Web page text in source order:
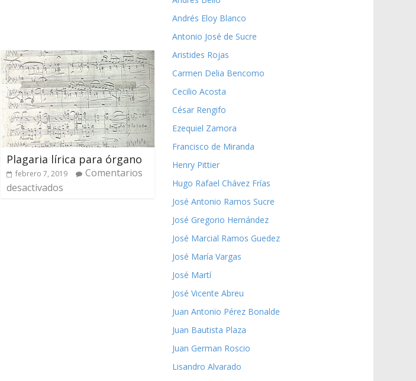
Plagaria lírica para órgano
febrero 7, 2019
Comentarios
desactivados
Andrés Eloy Blanco
Antonio José de Sucre
Aristides Rojas
Carmen Delia Bencomo
Cecilio Acosta
César Rengifo
Ezequiel Zamora
Francisco de Miranda
Henry Pittier
Hugo Rafael Chávez Frías
José Antonio Ramos Sucre
José Gregorio Hernández
José Marcial Ramos Guedez
José María Vargas
José Martí
José Vicente Abreu
Juan Antonio Pérez Bonalde
Juan Bautista Plaza
Juan German Roscio
Lisandro Alvarado